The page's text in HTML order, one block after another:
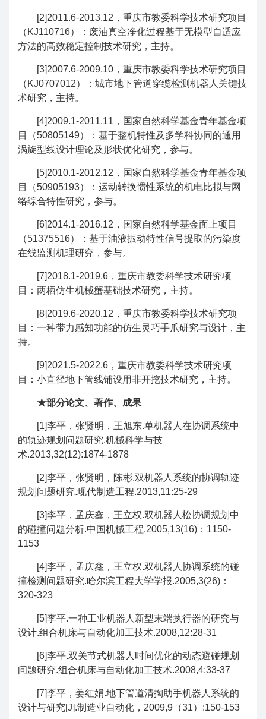
[2]2011.6-2013.12，重庆市教委科学技术研究项目
（KJ110716）：废油真空净化过程基于无模型自适应
方法的高效稳定控制技术研究，主持。
[3]2007.6-2009.10，重庆市教委科学技术研究项目
（KJ0707012）：城市地下管道穿缆检测机器人关键技
术研究，主持。
[4]2009.1-2011.11，国家自然科学基金青年基金项
目（50805149）：基于整机特性及多学科协同的通用
涡旋型线设计理论及形状优化研究，参与。
[5]2010.1-2012.12，国家自然科学基金青年基金项
目（50905193）：运动转换惯性系统的机电比拟与网
络综合特性研究，参与。
[6]2014.1-2016.12，国家自然科学基金面上项目
（51375516）：基于油液振动特性信号提取的污染度
在线监测机理研究，参与。
[7]2018.1-2019.6，重庆市教委科学技术研究项
目：两栖仿生机械蟹基础技术研究，主持。
[8]2019.6-2020.12，重庆市教委科学技术研究项
目：一种带力感知功能的仿生灵巧手爪研究与设计，主
持。
[9]2021.5-2022.6，重庆市教委科学技术研究项
目：小直径地下管线铺设用非开挖技术研究，主持。
★部分论文、著作、成果
[1]李平，张贤明，王旭东.单机器人在协调系统中
的轨迹规划问题研究.机械科学与技
术.2013,32(12):1874-1878
[2]李平，张贤明，陈彬.双机器人系统的协调轨迹
规划问题研究.现代制造工程.2013,11:25-29
[3]李平，孟庆鑫，王立权.双机器人松协调规划中
的碰撞问题分析.中国机械工程.2005,13(16)：1150-
1153
[4]李平，孟庆鑫，王立权.双机器人协调系统的碰
撞检测问题研究.哈尔滨工程大学学报.2005,3(26)：
320-323
[5]李平.一种工业机器人新型末端执行器的研究与
设计.组合机床与自动化加工技术.2008,12:28-31
[6]李平.双关节式机器人时间优化的动态避碰规划
问题研究.组合机床与自动化加工技术.2008,4:33-37
[7]李平，姜红娟.地下管道清掏助手机器人系统的
设计与研究[J].制造业自动化，2009,9（31）:150-153